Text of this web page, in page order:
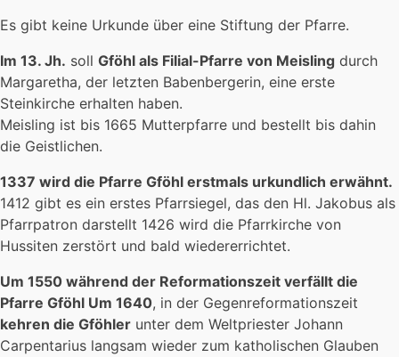
Es gibt keine Urkunde über eine Stiftung der Pfarre.
Im 13. Jh. soll Gföhl als Filial-Pfarre von Meisling durch
Margaretha, der letzten Babenbergerin, eine erste
Steinkirche erhalten haben.
Meisling ist bis 1665 Mutterpfarre und bestellt bis dahin
die Geistlichen.
1337 wird die Pfarre Gföhl erstmals urkundlich erwähnt.
1412 gibt es ein erstes Pfarrsiegel, das den Hl. Jakobus als
Pfarrpatron darstellt 1426 wird die Pfarrkirche von
Hussiten zerstört und bald wiedererrichtet.
Um 1550 während der Reformationszeit verfällt die
Pfarre Gföhl Um 1640, in der Gegenreformationszeit
kehren die Gföhler unter dem Weltpriester Johann
Carpentarius langsam wieder zum katholischen Glauben